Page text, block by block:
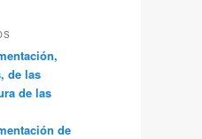
de las
de las
de